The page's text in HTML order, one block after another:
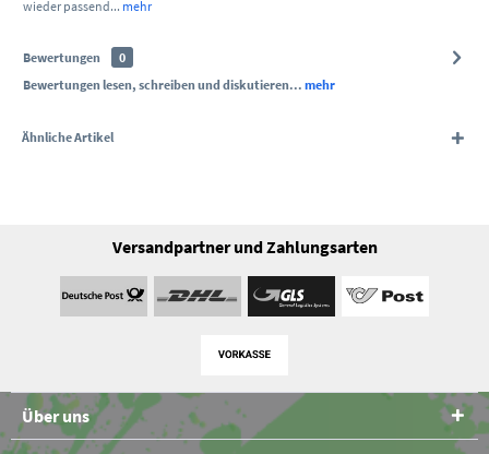
wieder passend... mehr
Bewertungen
0
Bewertungen lesen, schreiben und diskutieren... mehr
Ähnliche Artikel
Versandpartner und Zahlungsarten
Über uns